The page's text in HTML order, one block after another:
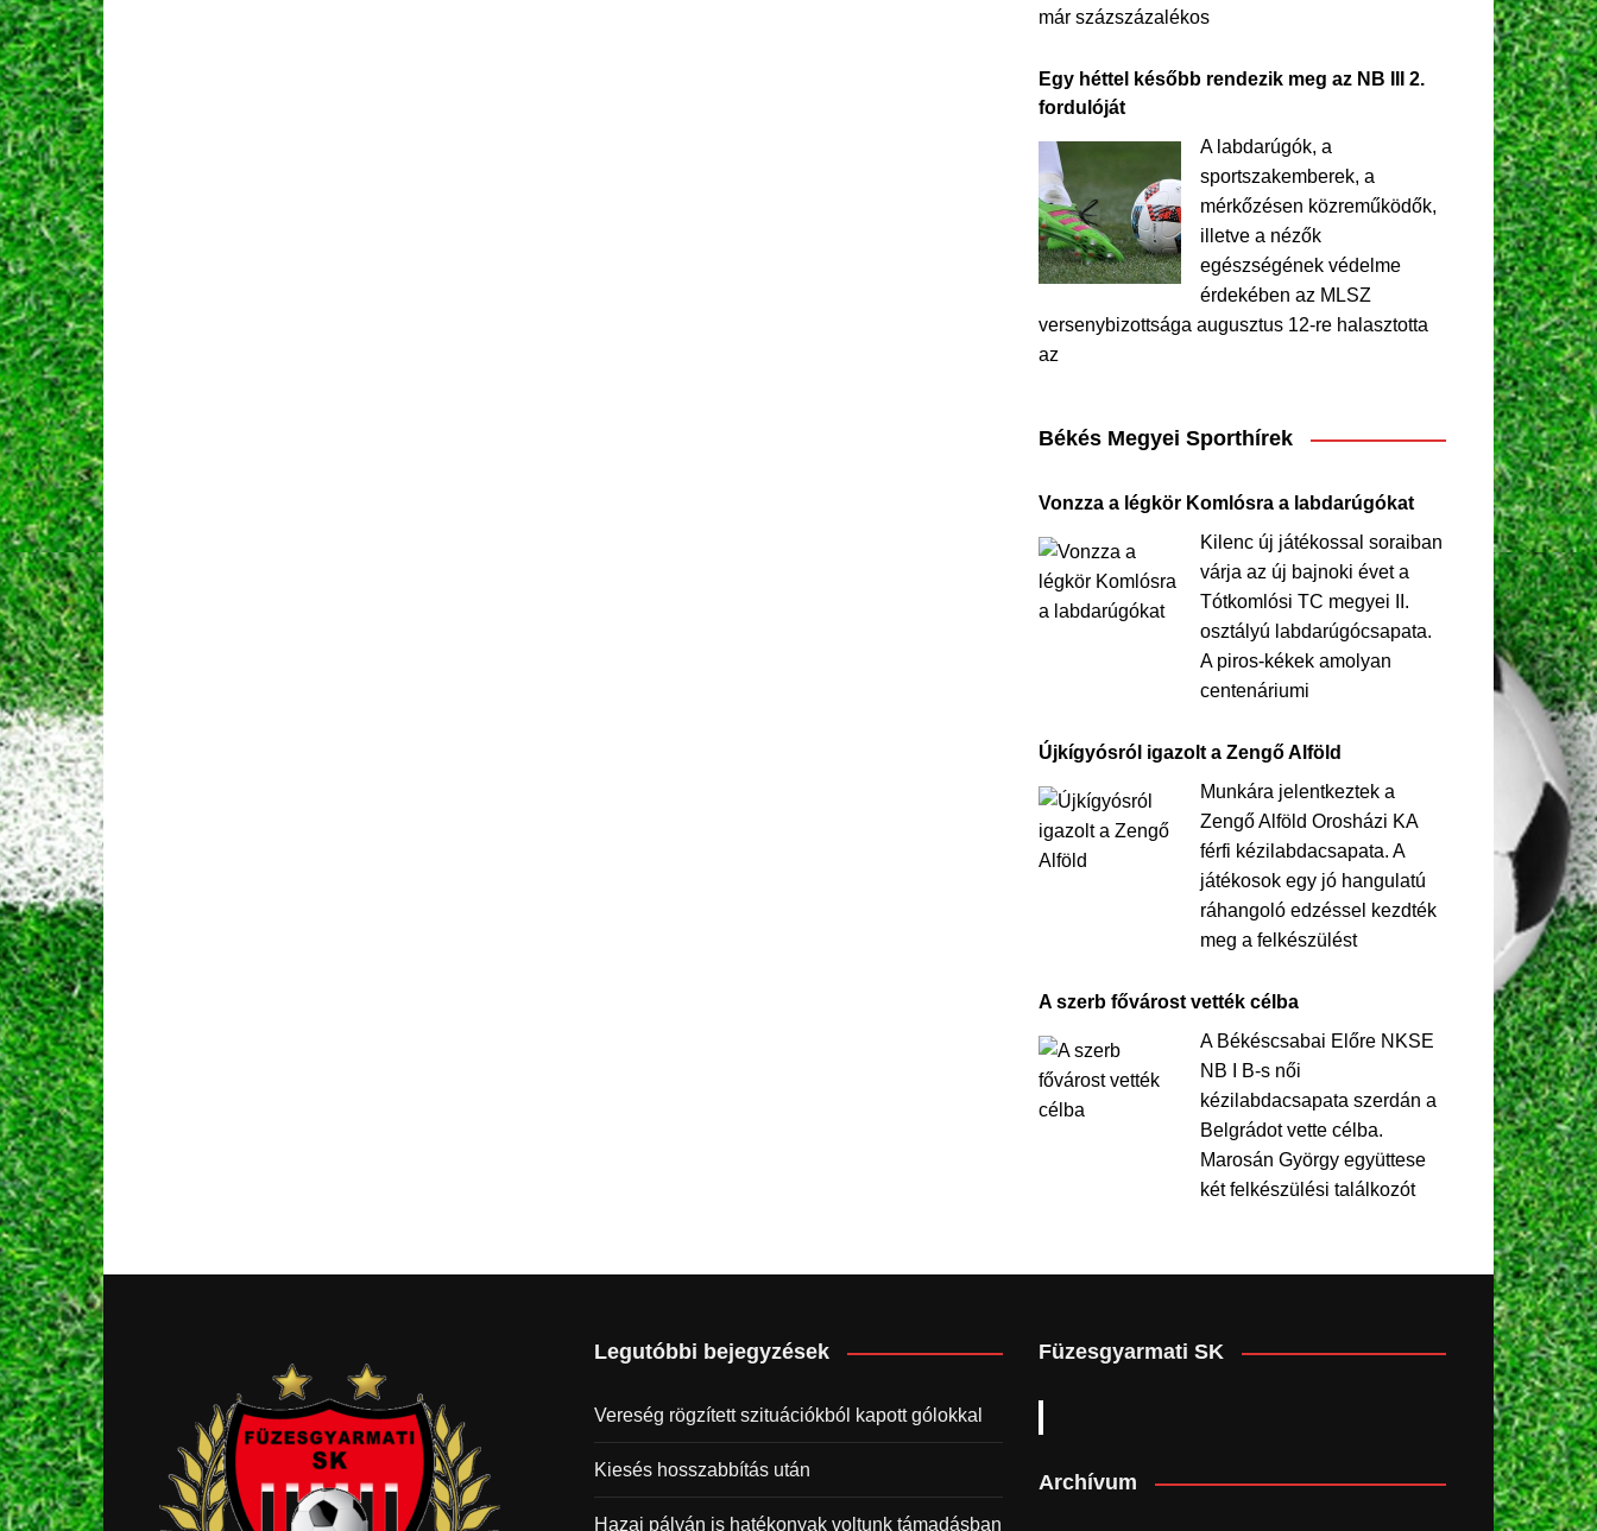
már százszázalékos
Egy héttel később rendezik meg az NB III 2.
fordulóját
A labdarúgók, a
sportszakemberek, a
mérkőzésen közreműködők,
illetve a nézők
egészségének védelme
érdekében az MLSZ
versenybizottsága augusztus 12-re halasztotta
az
Békés Megyei Sporthírek
Vonzza a légkör Komlósra a labdarúgókat
Kilenc új játékossal soraiban
várja az új bajnoki évet a
Tótkomlósi TC megyei II.
osztályú labdarúgócsapata.
A piros-kékek amolyan
centenáriumi
Újkígyósról igazolt a Zengő Alföld
Munkára jelentkeztek a
Zengő Alföld Orosházi KA
férfi kézilabdacsapata. A
játékosok egy jó hangulatú
ráhangoló edzéssel kezdték
meg a felkészülést
A szerb fővárost vették célba
A Békéscsabai Előre NKSE
NB I B-s női
kézilabdacsapata szerdán a
Belgrádot vette célba.
Marosán György együttese
két felkészülési találkozót
Legutóbbi bejegyzések
Vereség rögzített szituációkból kapott gólokkal
Kiesés hosszabbítás után
Hazai pályán is hatékonyak voltunk támadásban
Füzesgyarmati SK
Archívum